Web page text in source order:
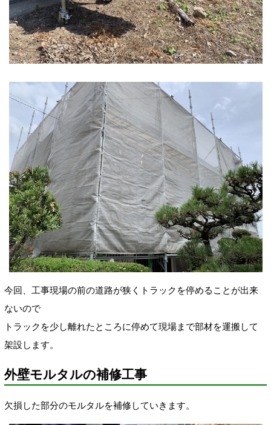
今回、工事現場の前の道路が狭くトラックを停めることが出来
ないので
トラックを少し離れたところに停めて現場まで部材を運搬して
架設します。
外壁モルタルの補修工事
欠損した部分のモルタルを補修していきます。